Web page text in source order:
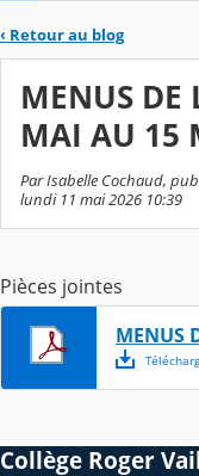
‹ Retour au blog
MENUS DE
MAI AU 15
Par Isabelle Cochaud,
lundi 11 mai 2026 10:39
Pièces jointes
MENUS
Collège Roger